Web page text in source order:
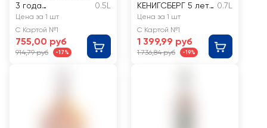
3 года
ординарный 40%
0.5L
Цена за 1 шт
С Картой №1
755,00 руб
914,79 руб -17%
КЕНИГСБЕРГ 5 лет
40%
0.7L
Цена за 1 шт
С Картой №1
1 399,99 руб
1 736,84 руб -19%